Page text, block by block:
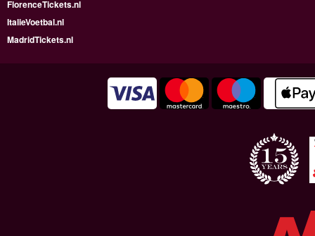
FlorenceTickets.nl
ItalieVoetbal.nl
MadridTickets.nl